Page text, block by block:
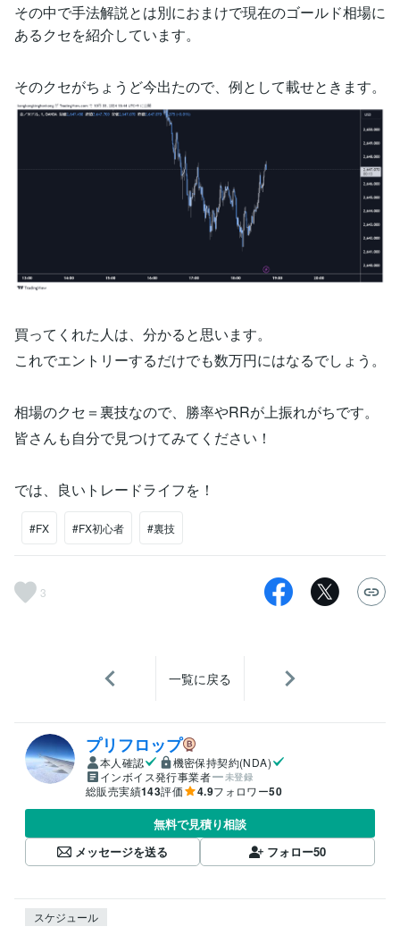
その中で手法解説とは別におまけで現在のゴールド相場に
あるクセを紹介しています。
そのクセがちょうど今出たので、例として載せときます。
買ってくれた人は、分かると思います。
これでエントリーするだけでも数万円にはなるでしょう。
相場のクセ＝裏技なので、勝率やRRが上振れがちです。
皆さんも自分で見つけてみてください！
では、良いトレードライフを！
#FX #FX初心者 #裏技
3
一覧に戻る
プリフロップ
本人確認
機密保持契約(NDA)
インボイス発行事業者
未登録
総販売実績143評価 4.9フォロワー50
無料で見積り相談
メッセージを送る
フォロー50
スケジュール